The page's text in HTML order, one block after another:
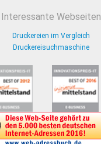
Interessante Webseiten
Druckereien im Vergleich
Druckereisuchmaschine